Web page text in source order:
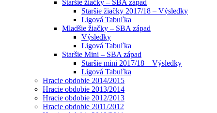
Staršie žiačky – SBA západ
Staršie žiačky 2017/18 – Výsledky
Ligová Tabuľka
Mladšie žiačky – SBA západ
Výsledky
Ligová Tabuľka
Staršie Mini – SBA západ
Staršie mini 2017/18 – Výsledky
Ligová Tabuľka
Hracie obdobie 2014/2015
Hracie obdobie 2013/2014
Hracie obdobie 2012/2013
Hracie obdobie 2011/2012